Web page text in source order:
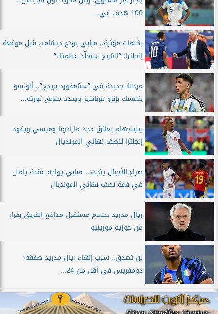
100 هدف في...
بكلمات مؤثرة.. مبابي يودع ديشامب قبل موقعة
إنجلترا: ”التاريخ سيُخلّد عظمتك”
مرحلة جديدة في ”ستامفورد بريدج”.. ألونسو
يتمسك بإنزو فرنانديز ويحدد ملامح ثورته...
بيلينجهام يعانق مجد مارادونا وميسي ويقود
إنجلترا لنصف نهائي المونديال
صراع الأجيال يتجدد.. مبابي يواجه عقدة يامال
في قمة نصف نهائي المونديال
ريال مدريد يحسم مستقبل مدافع الفريق بقرار
من جوزيه مورينيو
لن تصدق.. سبب إنهاء ريال مدريد صفقة
دومفريس في أقل من 24...